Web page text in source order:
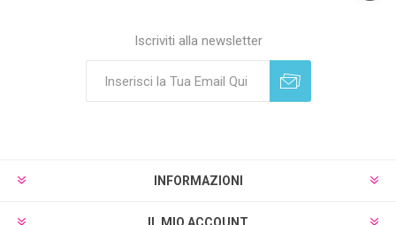
Iscriviti alla newsletter
INFORMAZIONI